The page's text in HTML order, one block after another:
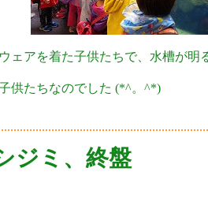
ェアを着た子供たちで、水槽が明
供たちなのでした (*^。^*)
ジミ、終盤